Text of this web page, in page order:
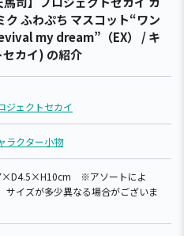
ふわぷち マスコット“ワン
my dream”（EX） / キ
カイ) の紹介
ジェクトセカイ
ラクター小物
※アソートによ
サイズが多少異なる場合がございま